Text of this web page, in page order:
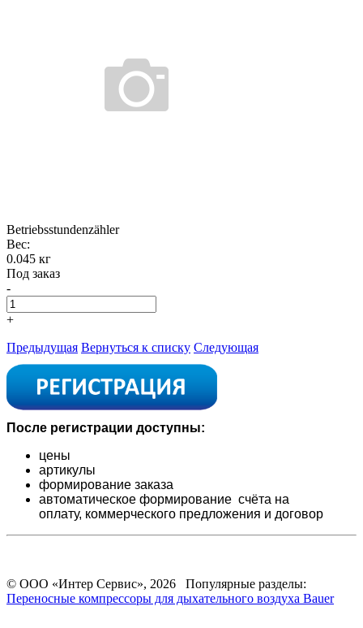
Betriebsstundenzähler
Вес:
0.045 кг
Под заказ
-
+
Предыдущая Вернуться к списку Следующая
После регистрации доступны:
цены
артикулы
формирование заказа
автоматическое формирование счёта на
оплату, коммерческого предложения и договор
© ООО «Интер Сервис», 2026 Популярные разделы:
Переносные компрессоры для дыхательного воздуха Bauer